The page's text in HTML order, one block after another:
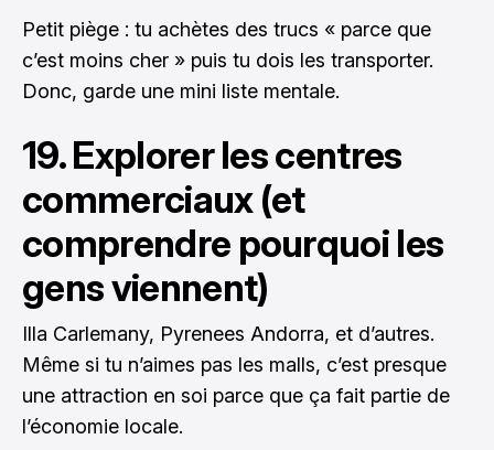
Petit piège : tu achètes des trucs « parce que
c’est moins cher » puis tu dois les transporter.
Donc, garde une mini liste mentale.
19. Explorer les centres
commerciaux (et
comprendre pourquoi les
gens viennent)
Illa Carlemany, Pyrenees Andorra, et d’autres.
Même si tu n’aimes pas les malls, c’est presque
une attraction en soi parce que ça fait partie de
l’économie locale.